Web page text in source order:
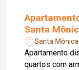
Santa
Santa
Apartamento
quartos com